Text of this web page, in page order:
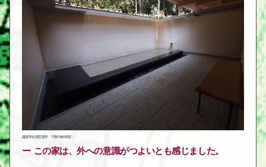
建築学会賞受賞作「竹林寺納骨堂」
この家は、外への意識がつよいとも感じました。